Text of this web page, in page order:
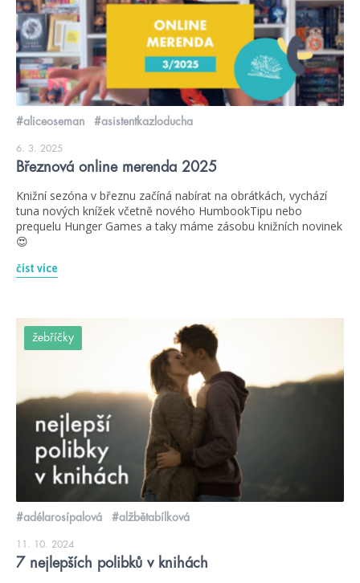
#aliceoseman #asistentkazloducha
6. 3. 2025
Březnová online merenda 2025
Knižní sezóna v březnu začíná nabírat na obrátkách, vychází
tuna nových knížek včetně nového HumbookTipu nebo
prequelu Hunger Games a taky máme zásobu knižních novinek
😍
číst více
žebříčky
#adélarosípalová #alžbětabílková
11. 10. 2024
7 nejlepších polibků v knihách